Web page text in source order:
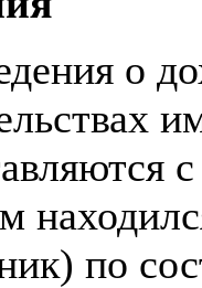
о
по